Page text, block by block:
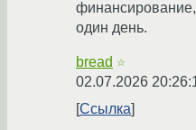
финансирование,
один день.
bread ☆
02.07.2026
Ссылка